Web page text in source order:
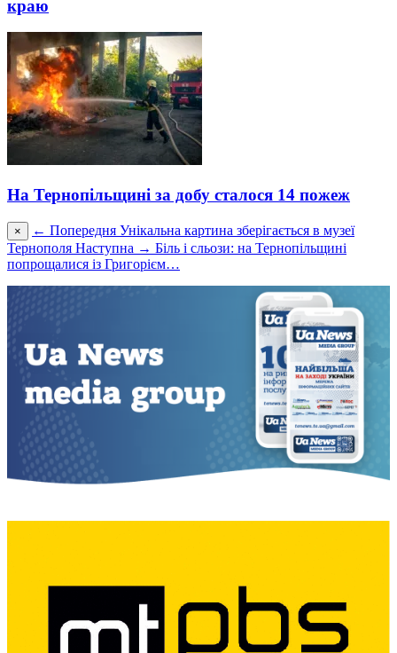
краю
На Тернопільщині за добу сталося 14 пожеж
× ← Попередня Унікальна картина зберігається в музеї
Тернополя Наступна → Біль і сльози: на Тернопільщині
попрощалися із Григорієм…